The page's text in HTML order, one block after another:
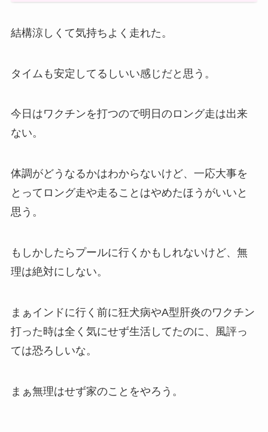
結構涼しくて気持ちよく走れた。
タイムも安定してるしいい感じだと思う。
今日はワクチンを打つので明日のロング走は出来
ない。
体調がどうなるかはわからないけど、一応大事を
とってロング走や走ることはやめたほうがいいと
思う。
もしかしたらプールに行くかもしれないけど、無
理は絶対にしない。
まぁインドに行く前に狂犬病やA型肝炎のワクチン
打った時は全く気にせず生活してたのに、風評っ
ては恐ろしいな。
まぁ無理はせず家のことをやろう。